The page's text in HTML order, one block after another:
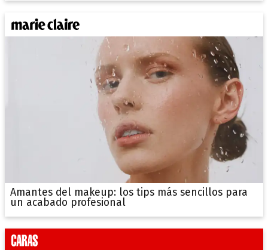
Amantes del makeup: los tips más sencillos para
un acabado profesional